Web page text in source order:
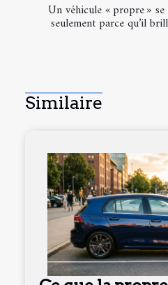
Un véhicule « propre »
seulement parce qu’il
Similaire